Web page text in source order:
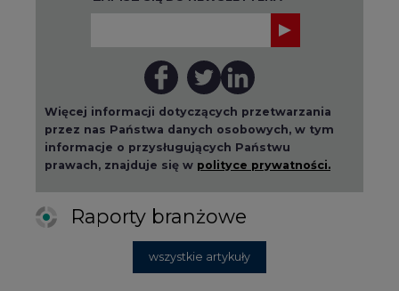
Więcej informacji dotyczących przetwarzania
przez nas Państwa danych osobowych, w tym
informacje o przysługujących Państwu
prawach, znajduje się w polityce prywatności.
Raporty branżowe